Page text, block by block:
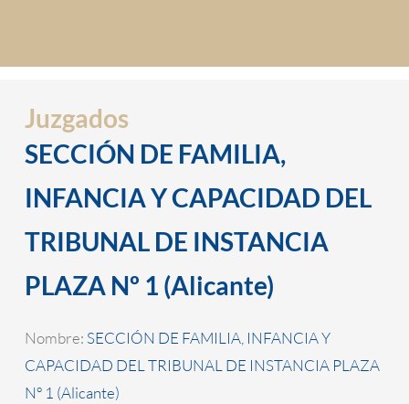
Juzgados
SECCIÓN DE FAMILIA,
INFANCIA Y CAPACIDAD DEL
TRIBUNAL DE INSTANCIA
PLAZA Nº 1 (Alicante)
Nombre: SECCIÓN DE FAMILIA, INFANCIA Y
CAPACIDAD DEL TRIBUNAL DE INSTANCIA PLAZA
Nº 1 (Alicante)